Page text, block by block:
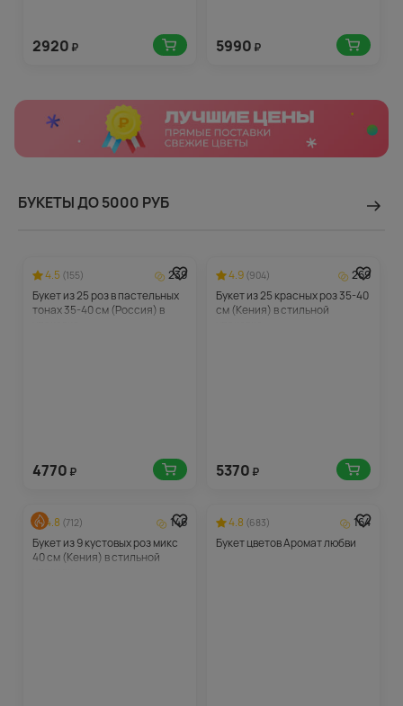
2920 ₽ 5990 ₽
БУКЕТЫ ДО 5000 РУБ
4.5 (155)
239
Букет из 25 роз в пастельных
тонах 35-40 см (Россия) в
4770 ₽
4.9 (904)
269
Букет из 25 красных роз 35-40
см (Кения) в стильной
5370 ₽
4.8 (712)
146
Букет из 9 кустовых роз микс
40 см (Кения) в стильной
4.8 (683)
164
Букет цветов Аромат любви